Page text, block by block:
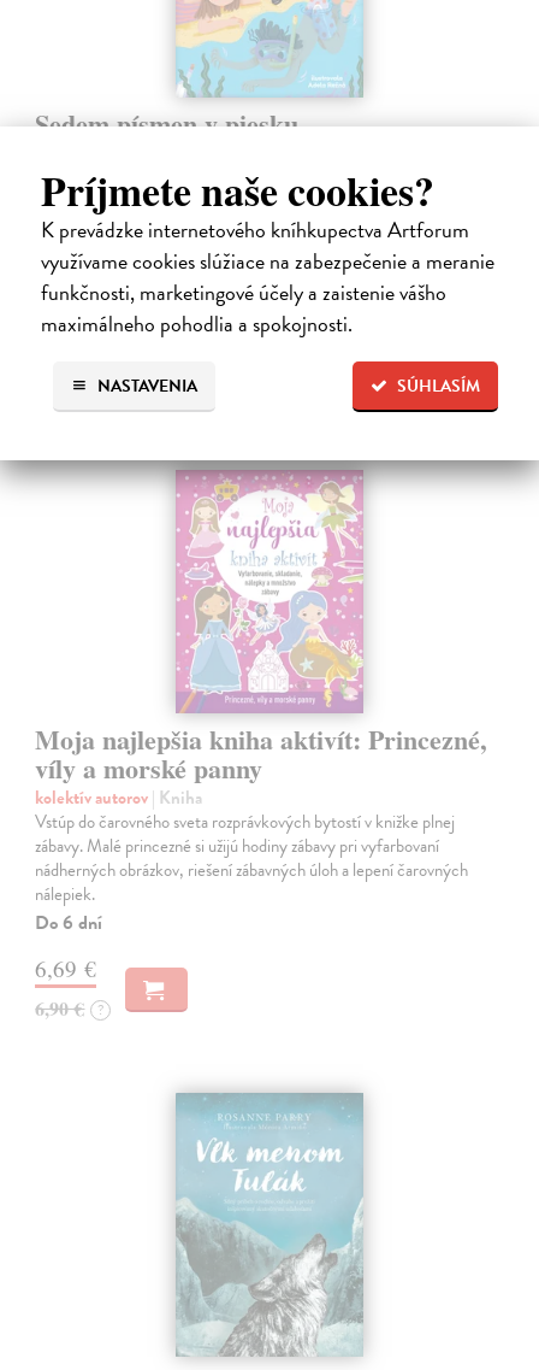
Príjmete naše cookies?
K prevádzke internetového kníhkupectva Artforum
využívame cookies slúžiace na zabezpečenie a meranie
funkčnosti, marketingové účely a zaistenie vášho
maximálneho pohodlia a spokojnosti.
SÚHLASÍM
NASTAVENIA
Sedem písmen v piesku
Dovolenka na Kréte je niekedy plná prekvapení. Súrodenci Noro a
Anabela pri mori spoznávajú svojráznych Chrtovcov, natrafia na
usušenú jaštericu, zaujmú ich Uwe a Hans, ktorí sú takmer celé dni
zahrabaní…
Na sklade
14,20 €
Moja najlepšia kniha aktivít: Princezné,
víly a morské panny
kolektív autorov| Kniha
Vstúp do čarovného sveta rozprávkových bytostí v knižke plnej
zábavy. Malé princezné si užijú hodiny zábavy pri vyfarbovaní
nádherných obrázkov, riešení zábavných úloh a lepení čarovných
nálepiek.
Do 6 dní
6,69 €
6,90 € ?